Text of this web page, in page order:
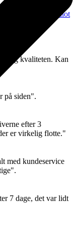
se flere på
trustpilot
og kvaliteten. Kan
på siden".
efter 3
er virkelig flotte."
med kundeservice
7 dage, det var lidt